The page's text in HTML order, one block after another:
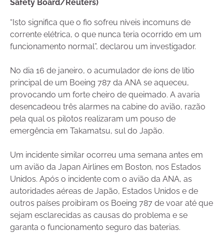
Safety Board/Reuters)
“Isto significa que o fio sofreu níveis incomuns de
corrente elétrica, o que nunca teria ocorrido em um
funcionamento normal”, declarou um investigador.
No dia 16 de janeiro, o acumulador de íons de lítio
principal de um Boeing 787 da ANA se aqueceu,
provocando um forte cheiro de queimado. A avaria
desencadeou três alarmes na cabine do avião, razão
pela qual os pilotos realizaram um pouso de
emergência em Takamatsu, sul do Japão.
Um incidente similar ocorreu uma semana antes em
um avião da Japan Airlines em Boston, nos Estados
Unidos. Após o incidente com o avião da ANA, as
autoridades aéreas de Japão, Estados Unidos e de
outros países proibiram os Boeing 787 de voar até que
sejam esclarecidas as causas do problema e se
garanta o funcionamento seguro das baterias.